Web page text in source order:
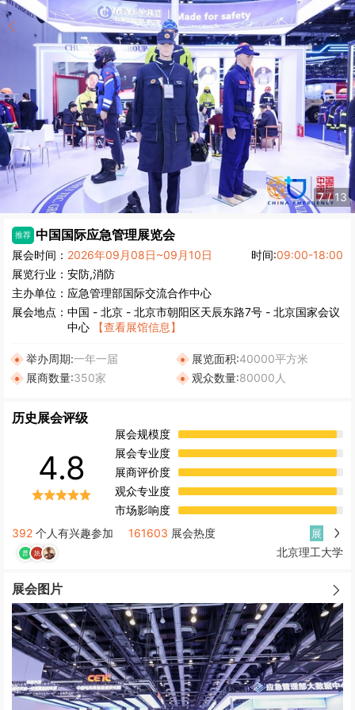
7/13
推荐 中国国际应急管理展览会
展会时间： 2026年09月08日~09月10日 时间:09:00-18:00
展览行业： 安防,消防
主办单位： 应急管理部国际交流合作中心
展会地点： 中国 - 北京 - 北京市朝阳区天辰东路7号 - 北京国家会议
中心
【查看展馆信息】
举办周期:一年一届 展览面积:40000平方米
展商数量:350家 观众数量:80000人
历史展会评级
4.8
展会规模度
展会专业度
展商评价度
观众专业度
市场影响度
392 个人有兴趣参加 161603 展会热度 展
北京理工大学
展会图片